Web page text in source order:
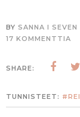
BY SANNA I SEVEN
17 KOMMENTTIA
SHARE:
TUNNISTEET: